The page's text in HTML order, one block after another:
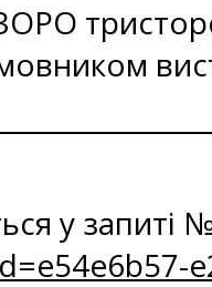
у запиті